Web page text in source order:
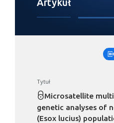
Artykuł
Tytuł
Microsatellite
genetic analyses of
(Esox lucius)